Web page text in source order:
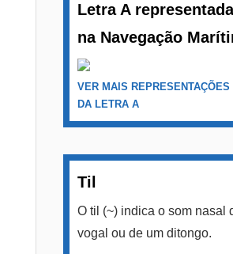
Letra A representada
na Navegação
VER MAIS REPRESENTAÇÕES
DA LETRA A
Til
O til (~) indica o som nasal
vogal ou de um ditongo.